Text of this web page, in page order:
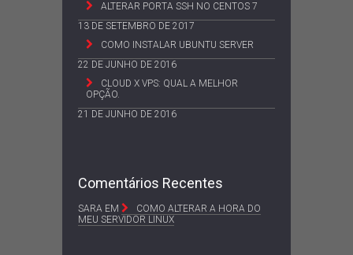
ALTERAR PORTA SSH NO CENTOS 7
13 DE SETEMBRO DE 2017
COMO INSTALAR UBUNTU SERVER
22 DE JUNHO DE 2016
CLOUD X VPS: QUAL A MELHOR
OPÇÃO.
21 DE JUNHO DE 2016
Comentários Recentes
SARA EM
COMO ALTERAR A HORA DO
MEU SERVIDOR LINUX